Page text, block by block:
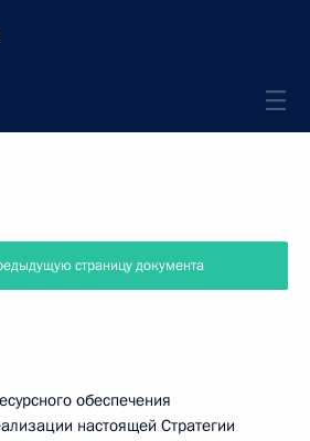
страницу документа
обеспечения
настоящей Стратегии